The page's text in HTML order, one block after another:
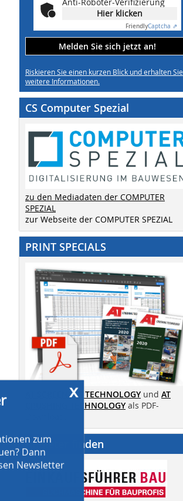
x
zum
Dann
Newsletter
Hier klicken
FriendlyCaptcha ⇗
Melden Sie sich jetzt an!
Riskieren Sie einen kurzen Blick und erhalten Sie
weitere Informationen.
CS Computer Spezial
zu den Mediadaten der COMPUTER
SPEZIAL
zur Webseite der COMPUTER SPEZIAL
PRINT SPECIALS
AT SCREENING TECHNOLOGY und AT
CRUSHING TECHNOLOGY als PDF-
Anbieter finden